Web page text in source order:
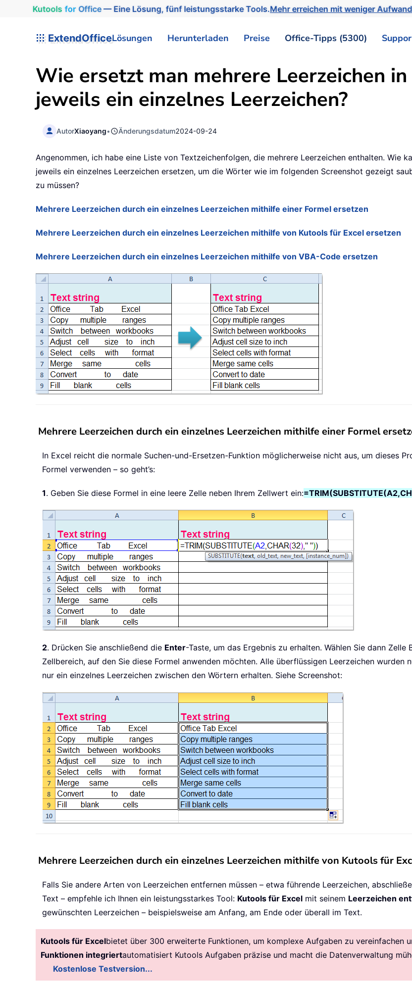
Kutools for Office— Eine Lösung, fünf leistungsstarke Tools.Mehr erreichen mit weniger
ExtendOfficeLösungen Herunterladen Preise Office-Tipps (5300)
Wie ersetzt man mehrere Leerzeichen
jeweils ein einzelnes Leerzeichen?
AutorXiaoyang• Änderungsdatum2024-09-24
Angenommen, ich habe eine Liste von Textzeichenfolgen, die mehrere Leerzeichen enthalten. Wie
jeweils ein einzelnes Leerzeichen ersetzen, um die Wörter wie im folgenden Screenshot gezeigt
zu müssen?
Mehrere Leerzeichen durch ein einzelnes Leerzeichen mithilfe einer Formel ersetzen
Mehrere Leerzeichen durch ein einzelnes Leerzeichen mithilfe von Kutools für Excel ersetzen
Mehrere Leerzeichen durch ein einzelnes Leerzeichen mithilfe von VBA-Code ersetzen
Mehrere Leerzeichen durch ein einzelnes Leerzeichen mithilfe einer Formel
In Excel reicht die normale Suchen-und-Ersetzen-Funktion möglicherweise nicht aus, um dieses
Formel verwenden – so geht’s:
1. Geben Sie diese Formel in eine leere Zelle neben Ihrem Zellwert ein:
2. Drücken Sie anschließend die Enter-Taste, um das Ergebnis zu erhalten. Wählen Sie dann
Zellbereich, auf den Sie diese Formel anwenden möchten. Alle überflüssigen Leerzeichen
nur ein einzelnes Leerzeichen zwischen den Wörtern erhalten. Siehe Screenshot:
Mehrere Leerzeichen durch ein einzelnes Leerzeichen mithilfe von Kutools für
Falls Sie andere Arten von Leerzeichen entfernen müssen – etwa führende Leerzeichen,
Text – empfehle ich Ihnen ein leistungsstarkes Tool: Kutools für Excel mit seinem Leerzeichen
gewünschten Leerzeichen – beispielsweise am Anfang, am Ende oder überall im Text.
Kutools für Excelbietet über 300 erweiterte Funktionen, um komplexe Aufgaben zu vereinfachen
Funktionen integriertautomatisiert Kutools Aufgaben präzise und macht die Datenverwaltung
Kostenlose Testversion...